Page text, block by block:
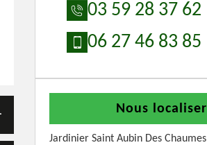
03 59 28 37 62
06 27 46 83 85
Nous localiser
Jardinier Saint Aubin Des Chaumes